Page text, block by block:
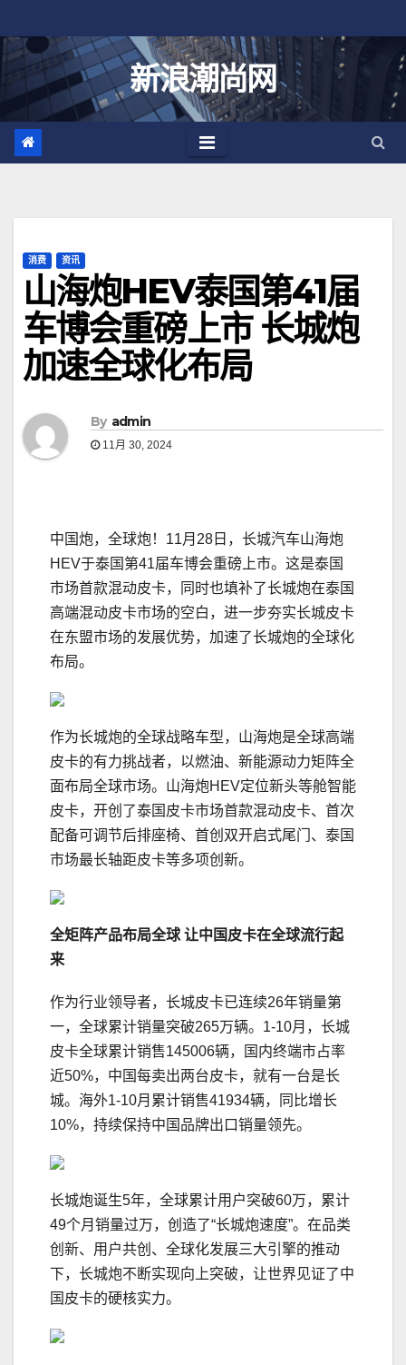
至
新浪潮尚网
消费 资讯
山海炮HEV泰国第41届
车博会重磅上市 长城炮
加速全球化布局
By admin
11月 30, 2024
中国炮，全球炮！11月28日，长城汽车山海炮
HEV于泰国第41届车博会重磅上市。这是泰国
市场首款混动皮卡，同时也填补了长城炮在泰国
高端混动皮卡市场的空白，进一步夯实长城皮卡
在东盟市场的发展优势，加速了长城炮的全球化
布局。
作为长城炮的全球战略车型，山海炮是全球高端
皮卡的有力挑战者，以燃油、新能源动力矩阵全
面布局全球市场。山海炮HEV定位新头等舱智能
皮卡，开创了泰国皮卡市场首款混动皮卡、首次
配备可调节后排座椅、首创双开启式尾门、泰国
市场最长轴距皮卡等多项创新。
全矩阵产品布局全球 让中国皮卡在全球流行起
来
作为行业领导者，长城皮卡已连续26年销量第
一，全球累计销量突破265万辆。1-10月，长城
皮卡全球累计销售145006辆，国内终端市占率
近50%，中国每卖出两台皮卡，就有一台是长
城。海外1-10月累计销售41934辆，同比增长
10%，持续保持中国品牌出口销量领先。
长城炮诞生5年，全球累计用户突破60万，累计
49个月销量过万，创造了“长城炮速度”。在品类
创新、用户共创、全球化发展三大引擎的推动
下，长城炮不断实现向上突破，让世界见证了中
国皮卡的硬核实力。